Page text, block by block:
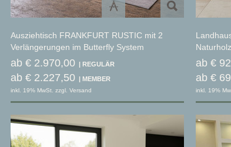
Ausziehtisch FRANKFURT RUSTIC mit 2
Verlängerungen im Butterfly System
ab € 2.970,00
ab € 2.227,50
inkl. 19% MwSt. zzgl. Versand
ab €
ab €
inkl. 19%